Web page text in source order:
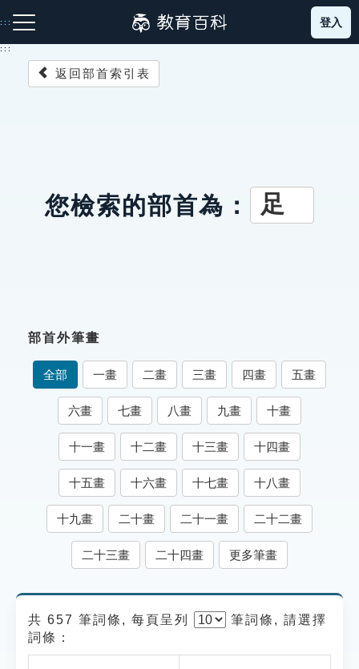
到
主
:::
成語故事
索引選單
知識索引
單字索引
生命大百科索引
遊戲專區
貓頭鷹博士
登入
:::
返回部首索引表
您檢索的部首為： 足
部首外筆畫
全部 一畫 二畫 三畫 四畫 五畫
六畫 七畫 八畫 九畫 十畫
十一畫 十二畫 十三畫 十四畫
十五畫 十六畫 十七畫 十八畫
十九畫 二十畫 二十一畫 二十二畫
二十三畫 二十四畫 更多筆畫
共 657 筆詞條, 每頁呈列 筆詞條, 請選擇
詞條：